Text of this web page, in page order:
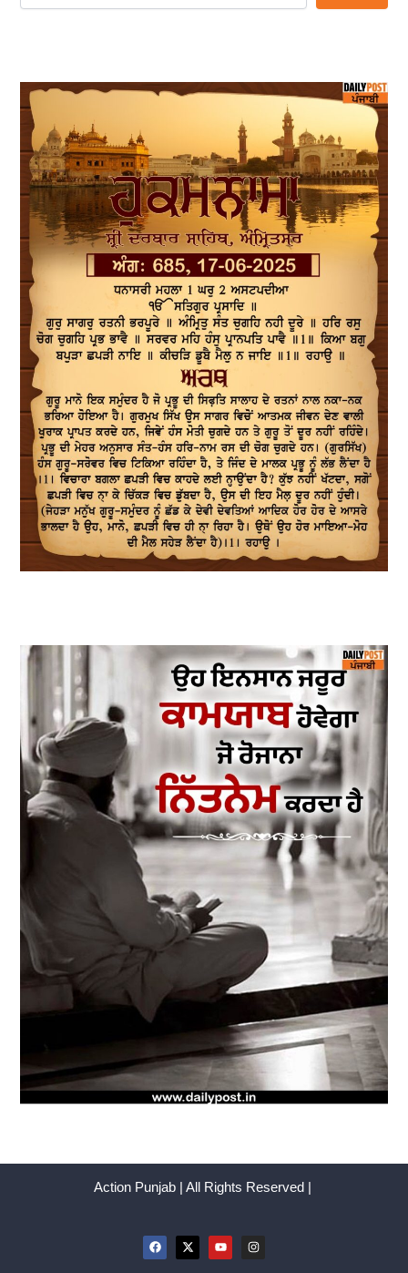
Action Punjab | All Rights Reserved |
F
a
c
X
-
t
Y
o
u
I
n
s